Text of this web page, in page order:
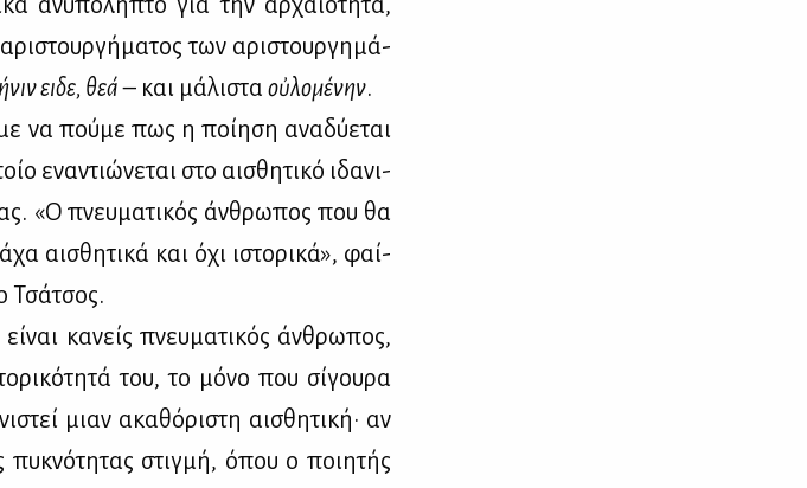
των αρι­στουρ­γη­μά­
ἄει­δε, θεά– και μά­λι­στα οὐλο­μέ­νην.
να πού­με πως η ποί­η­ση ανα­δύ­ε­ται
ενα­ντιώ­νε­ται στο αι­σθη­τι­κό ιδα­νι­
«Ο πνευ­μα­τι­κός άν­θρω­πος που θα
αι­σθη­τι­κά και όχι ιστο­ρι­κά», φαί­
Τσά­τσος.
κα­νείς πνευ­μα­τι­κός άν­θρω­πος,
του, το μό­νο που σί­γου­ρα
μιαν ακα­θό­ρι­στη αι­σθη­τι­κή· αν
πυ­κνό­τη­τας στιγ­μή, όπου ο ποι­η­τής